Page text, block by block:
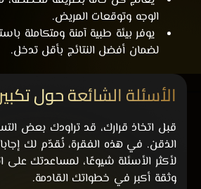
الوجه وتوقعات المريض.
يوفر بيئة طبية آمنة ومتكاملة
لضمان أفضل النتائج بأقل تدخل.
الأسئلة الشائعة حول
قبل اتخاذ قرارك، قد تراودك بعض
الذقن. في هذه الفقرة، نُقدّم لك
لأكثر الأسئلة شيوعًا، لمساعدتك على
وثقة أكبر في خطواتك القادمة.